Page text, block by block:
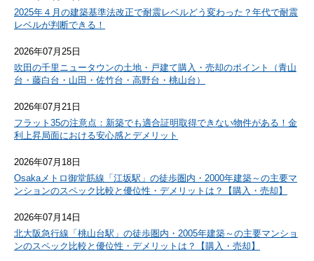
2025年４月の建築基準法改正で耐震レベルどう変わった？年代で耐震
レベルが判断できる！
2026年07月25日
吹田の千里ニュータウンの土地・戸建て購入・売却のポイント（青山
台・藤白台・山田・佐竹台・高野台・桃山台）
2026年07月21日
フラット35の注意点：新築でも適合証明取得できない物件がある！金
利上昇局面における安心感とデメリット
2026年07月18日
Osakaメトロ御堂筋線「江坂駅」の徒歩圏内・2000年建築～の主要マ
ンションのスペック比較と優位性・デメリットは？【購入・売却】
2026年07月14日
北大阪急行線「桃山台駅」の徒歩圏内・2005年建築～の主要マンショ
ンのスペック比較と優位性・デメリットは？【購入・売却】